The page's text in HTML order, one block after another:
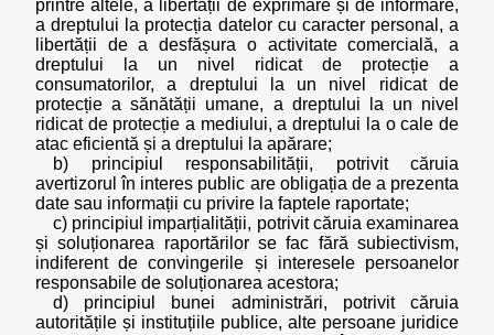
printre altele, a libertății de exprimare și de informare,
a dreptului la protecția datelor cu caracter personal, a
libertății de a desfășura o activitate comercială, a
dreptului la un nivel ridicat de protecție a
consumatorilor, a dreptului la un nivel ridicat de
protecție a sănătății umane, a dreptului la un nivel
ridicat de protecție a mediului, a dreptului la o cale de
atac eficientă și a dreptului la apărare;
b) principiul responsabilității, potrivit căruia
avertizorul în interes public are obligația de a prezenta
date sau informații cu privire la faptele raportate;
c) principiul imparțialității, potrivit căruia examinarea
și soluționarea raportărilor se fac fără subiectivism,
indiferent de convingerile și interesele persoanelor
responsabile de soluționarea acestora;
d) principiul bunei administrări, potrivit căruia
autoritățile și instituțiile publice, alte persoane juridice